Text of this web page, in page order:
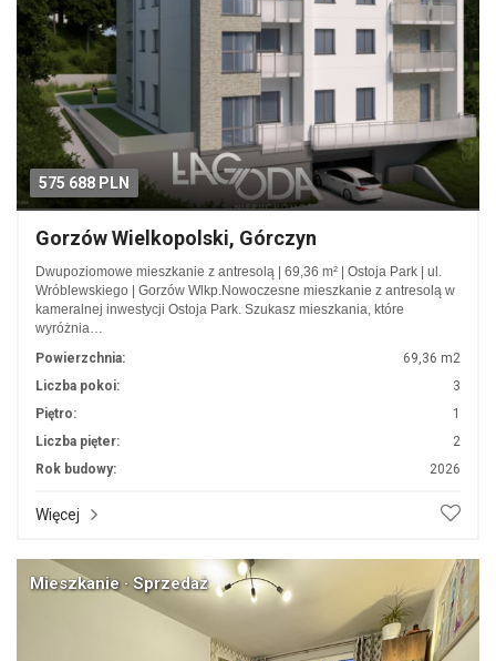
575 688 PLN
Gorzów Wielkopolski, Górczyn
Dwupoziomowe mieszkanie z antresolą | 69,36 m² | Ostoja Park | ul.
Wróblewskiego | Gorzów Wlkp.Nowoczesne mieszkanie z antresolą w
kameralnej inwestycji Ostoja Park. Szukasz mieszkania, które
wyróżnia…
Powierzchnia:
69,36 m2
Liczba pokoi:
3
Piętro:
1
Liczba pięter:
2
Rok budowy:
2026
Więcej
Mieszkanie · Sprzedaż